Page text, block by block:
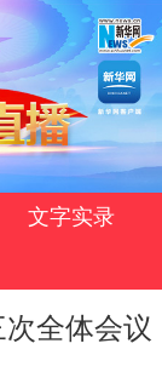
文字实录
全体会议